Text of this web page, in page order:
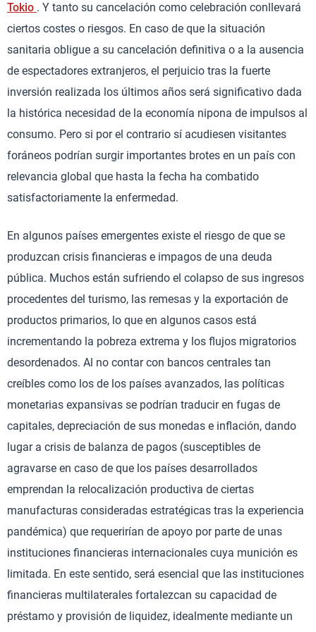
Tokio . Y tanto su cancelación como celebración conllevará
ciertos costes o riesgos. En caso de que la situación
sanitaria obligue a su cancelación definitiva o a la ausencia
de espectadores extranjeros, el perjuicio tras la fuerte
inversión realizada los últimos años será significativo dada
la histórica necesidad de la economía nipona de impulsos al
consumo. Pero si por el contrario sí acudiesen visitantes
foráneos podrían surgir importantes brotes en un país con
relevancia global que hasta la fecha ha combatido
satisfactoriamente la enfermedad.
En algunos países emergentes existe el riesgo de que se
produzcan crisis financieras e impagos de una deuda
pública. Muchos están sufriendo el colapso de sus ingresos
procedentes del turismo, las remesas y la exportación de
productos primarios, lo que en algunos casos está
incrementando la pobreza extrema y los flujos migratorios
desordenados. Al no contar con bancos centrales tan
creíbles como los de los países avanzados, las políticas
monetarias expansivas se podrían traducir en fugas de
capitales, depreciación de sus monedas e inflación, dando
lugar a crisis de balanza de pagos (susceptibles de
agravarse en caso de que los países desarrollados
emprendan la relocalización productiva de ciertas
manufacturas consideradas estratégicas tras la experiencia
pandémica) que requerirían de apoyo por parte de unas
instituciones financieras internacionales cuya munición es
limitada. En este sentido, será esencial que las instituciones
financieras multilaterales fortalezcan su capacidad de
préstamo y provisión de liquidez, idealmente mediante un